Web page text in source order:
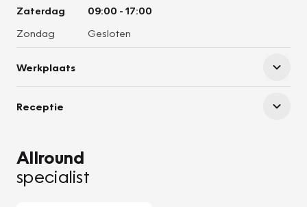
Zaterdag
09:00 - 17:00
Zondag
Gesloten
Werkplaats
Receptie
Allround
specialist